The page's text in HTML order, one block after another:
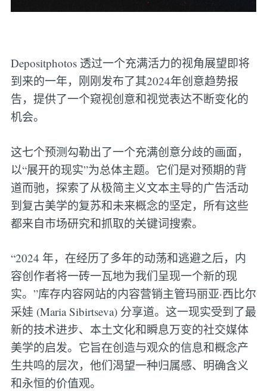
Depositphotos 透过一个充满活力的视角展望即将
到来的一年，刚刚发布了其2024年创意趋势报
告，提供了一个窥视创意和视觉表达不断变化的
机会。
这七个预测勾勒出了一个充满创意分歧的画面，
以“展开的现实”为总体主题。它们是对预期的背
道而驰，探索了从极简主义文本主导的广告活动
到复古美学的复苏和未来概念的坚定，所有这些
都来自市场研究和抓取的关键词搜索。
“2024 年，在经历了多年的动荡和逃避之后，内
容创作者将一砖一瓦地为我们呈现一个新的现
实。”库存内容网站的内容营销主管玛丽亚·西比尔
采娃 (Maria Sibirtseva) 分享道。这一现实受到了最
新的技术进步、本土文化和瞬息万变的社交媒体
美学的启发。它旨在创造与观众的信息和概念产
生共鸣的层次，他们渴望一种归属感、明确含义
和永恒的价值观。